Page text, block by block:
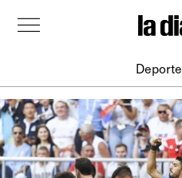
Deporte